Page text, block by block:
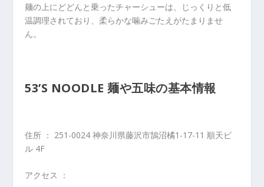
麺の上にどどんと乗ったチャーシューは、じっくりと低
温調理されており、柔らかな噛みごたえがたまりませ
ん。
53’S NOODLE 麺や五味の基本情報
住所 ： 251-0024 神奈川県藤沢市鵠沼橘1-17-11 順天ビ
ル 4F
アクセス ：